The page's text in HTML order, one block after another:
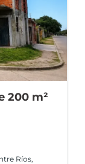
200 m²
Ríos,